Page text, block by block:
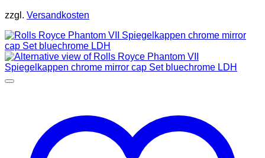
zzgl. Versandkosten